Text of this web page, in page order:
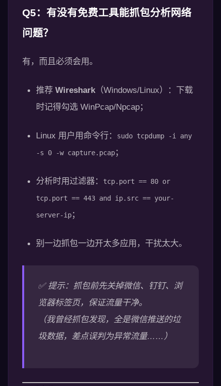
Q5：有没有免费工具能抓包分析网络
问题？
有，而且必须会用。
推荐 Wireshark（Windows/Linux）：下载
时记得勾选 WinPcap/Npcap；
Linux 用户用命令行： sudo tcpdump -i any
-s 0 -w capture.pcap；
分析时用过滤器： tcp.port == 80 or
tcp.port == 443 and ip.src == your-
server-ip；
别一边抓包一边开太多应用，干扰太大。
✅ 提示：抓包前先关掉微信、钉钉、浏
览器标签页，保证流量干净。
（我曾经抓包发现，全是微信推送的垃
圾数据，差点误判为异常流量……）